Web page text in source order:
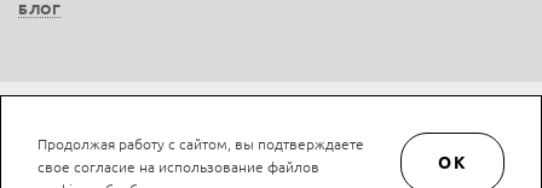
БЛОГ
Не является публичной офертой © LAN-art.ru, 2013—2026. Все права защищены.
Политика конфиденциальности.
Положение об обработке и защите персональных
данных.
Продолжая работу с сайтом, вы подтверждаете
свое согласие на использование файлов
OK